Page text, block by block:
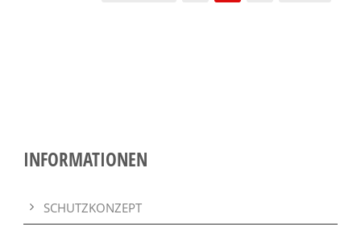
INFORMATIONEN
SCHUTZKONZEPT